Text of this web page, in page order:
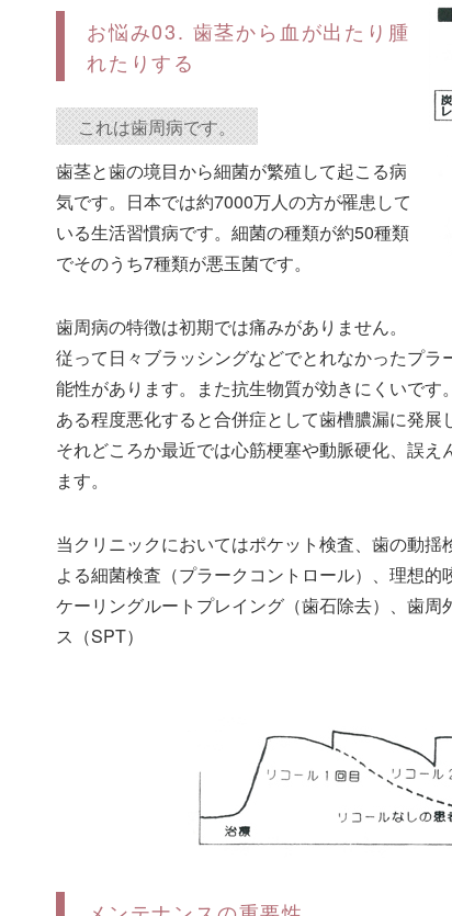
お悩み03. 歯茎から血が出たり腫
れたりする
これは歯周病です。
歯茎と歯の境目から細菌が繁殖して起こる病
気です。日本では約7000万人の方が罹患して
いる生活習慣病です。細菌の種類が約50種類
でそのうち7種類が悪玉菌です。
歯周病の特徴は初期では痛みがありません。
従って日々ブラッシングなどでとれなかったプ
能性があります。また抗生物質が効きにくいです。
ある程度悪化すると合併症として歯槽膿漏に発展
それどころか最近では心筋梗塞や動脈硬化、誤
ます。
当クリニックにおいてはポケット検査、歯の動
よる細菌検査（プラークコントロール）、理想
ケーリングルートプレイング（歯石除去）、歯
ス（SPT）